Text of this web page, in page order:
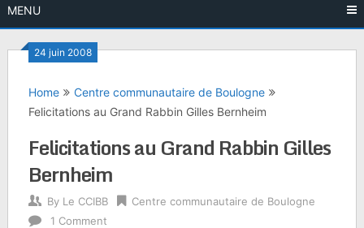
MENU
24 juin 2008
Home
Centre communautaire de Boulogne
Felicitations au Grand Rabbin Gilles Bernheim
Felicitations au Grand Rabbin Gilles
Bernheim
By Le CCIBB
Centre communautaire de Boulogne
1 Comment